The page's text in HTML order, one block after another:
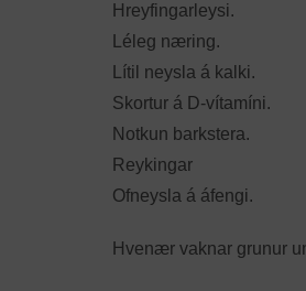
Hreyfingarleysi.
Léleg næring.
Lítil neysla á kalki.
Skortur á D-vítamíni.
Notkun barkstera.
Reykingar
Ofneysla á áfengi.
Hvenær vaknar grunur